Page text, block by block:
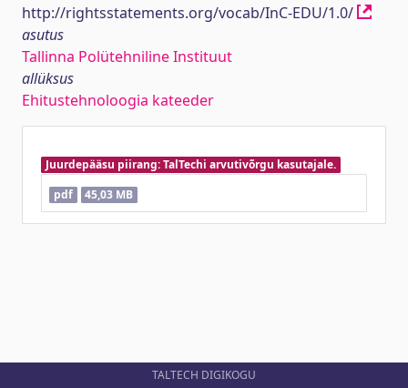
http://rightsstatements.org/vocab/InC-EDU/1.0/
asutus
Tallinna Polütehniline Instituut
allüksus
Ehitustehnoloogia kateeder
Juurdepääsu piirang: TalTechi arvutivõrgu kasutajale.
pdf
45,03 MB
TALTECH DIGIKOGU